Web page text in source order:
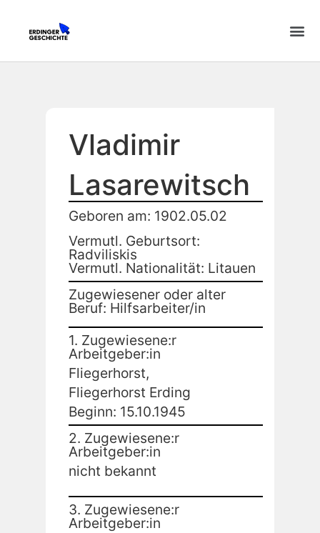
Vladimir
Lasarewitsch
Geboren am: 1902.05.02
Vermutl. Geburtsort:
Radviliskis
Vermutl. Nationalität: Litauen
Zugewiesener oder alter
Beruf: Hilfsarbeiter/in
1. Zugewiesene:r
Arbeitgeber:in
Fliegerhorst,
Fliegerhorst Erding
Beginn: 15.10.1945
2. Zugewiesene:r
Arbeitgeber:in
nicht bekannt
3. Zugewiesene:r
Arbeitgeber:in